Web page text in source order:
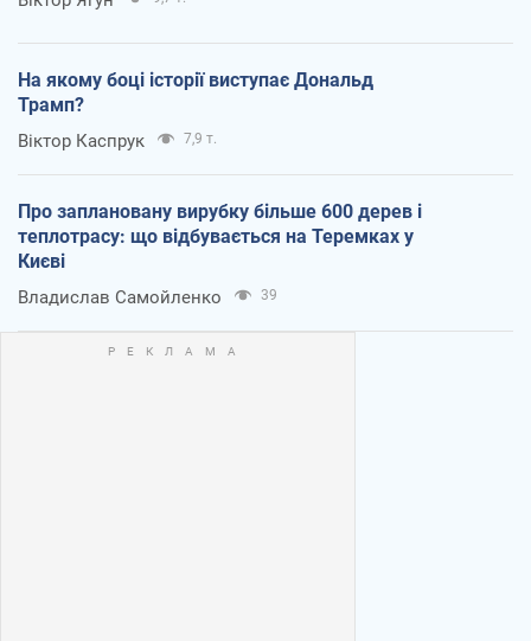
На якому боці історії виступає Дональд
Трамп?
Віктор Каспрук 7,9 т.
Про заплановану вирубку більше 600 дерев і
теплотрасу: що відбувається на Теремках у
Києві
Владислав Самойленко 39